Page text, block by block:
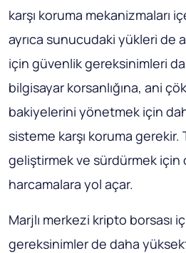
karşı koruma mekanizmaları
ayrıca sunucudaki yükleri de
için güvenlik gereksinimleri
bilgisayar korsanlığına, ani
bakiyelerini yönetmek için
sisteme karşı koruma gerekir.
geliştirmek ve sürdürmek için
harcamalara yol açar.
Marjlı merkezi kripto borsası
gereksinimler de daha